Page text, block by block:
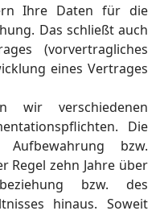
Ihre Daten für die
Das schließt auch
(vorvertragliches
eines Vertrages
wir verschiedenen
Die
bzw.
Regel zehn Jahre über
bzw. des
hinaus. Soweit